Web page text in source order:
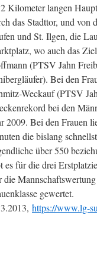
Kilometer langen
das Stadttor, und von
und St. Ilgen, die
wo auch das
(PTSV Jahn
Bei den
Weckauf (PTSV
bei den
2009. Bei den Frauen
die bislang
über 550
es für die drei
die
gewertet.
https://www.lg-